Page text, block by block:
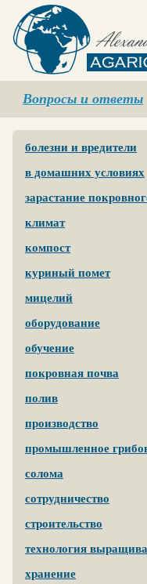
Agaricus.ru
Вопросы и ответы
болезни и вредители
в домашних условиях
зарастание
климат
компост
куриный помет
мицелий
оборудование
обучение
покровная почва
полив
производство
промышленное
солома
сотрудничество
строительство
технология
хранение